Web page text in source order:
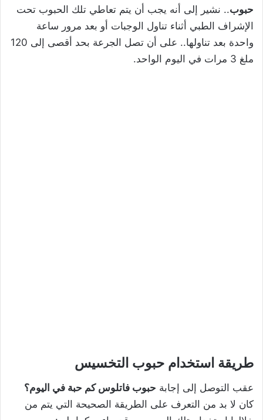
حبوب.. نشير إلى أنه يجب أن يتم تعاطي تلك الحبوب تحت
الإشراف الطبي أثناء تناول الوجبات أو بعد مرور ساعة
واحدة بعد تناولها.. على أن تصل الجرعة بحد أقصى إلى 120
ملغ 3 مرات في اليوم الواحد.
طريقة استخدام حبوب التخسيس
عقب التوصل إلى إجابة حبوب فاتلوس كم حبة في اليوم؟
كان لا بد من التعرف على الطريقة الصحيحة التي يتم من